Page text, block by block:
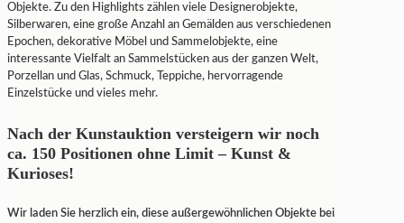
Objekte. Zu den Highlights zählen viele Designerobjekte,
Silberwaren, eine große Anzahl an Gemälden aus verschiedenen
Epochen, dekorative Möbel und Sammelobjekte, eine
interessante Vielfalt an Sammelstücken aus der ganzen Welt,
Porzellan und Glas, Schmuck, Teppiche, hervorragende
Einzelstücke und vieles mehr.
Nach der Kunstauktion versteigern wir noch
ca. 150 Positionen ohne Limit – Kunst &
Kurioses!
Wir laden Sie herzlich ein, diese außergewöhnlichen Objekte bei